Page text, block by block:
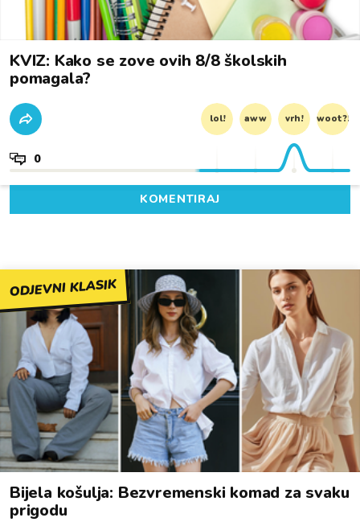
KVIZ: Kako se zove ovih 8/8 školskih
pomagala?
lol! aww vrh! woot?!
0
KOMENTIRAJ
ODJEVNI KLASIK
Bijela košulja: Bezvremenski komad za svaku
prigodu